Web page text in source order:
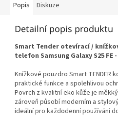
Popis Diskuze
Detailní popis produktu
Smart Tender otevírací /
telefon Samsung Galaxy S25 FE
Knížkové pouzdro Smart TENDER
praktické funkce a spolehlivou
Povrch z kvalitní eko kůže je
zároveň působí moderním a
ideální pro každodenní používání